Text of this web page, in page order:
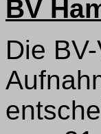
BV
Die